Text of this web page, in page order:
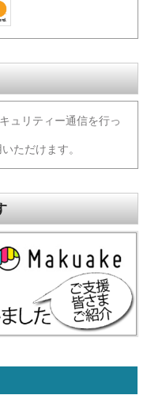
ュリティー通信を行っ
ただけます。